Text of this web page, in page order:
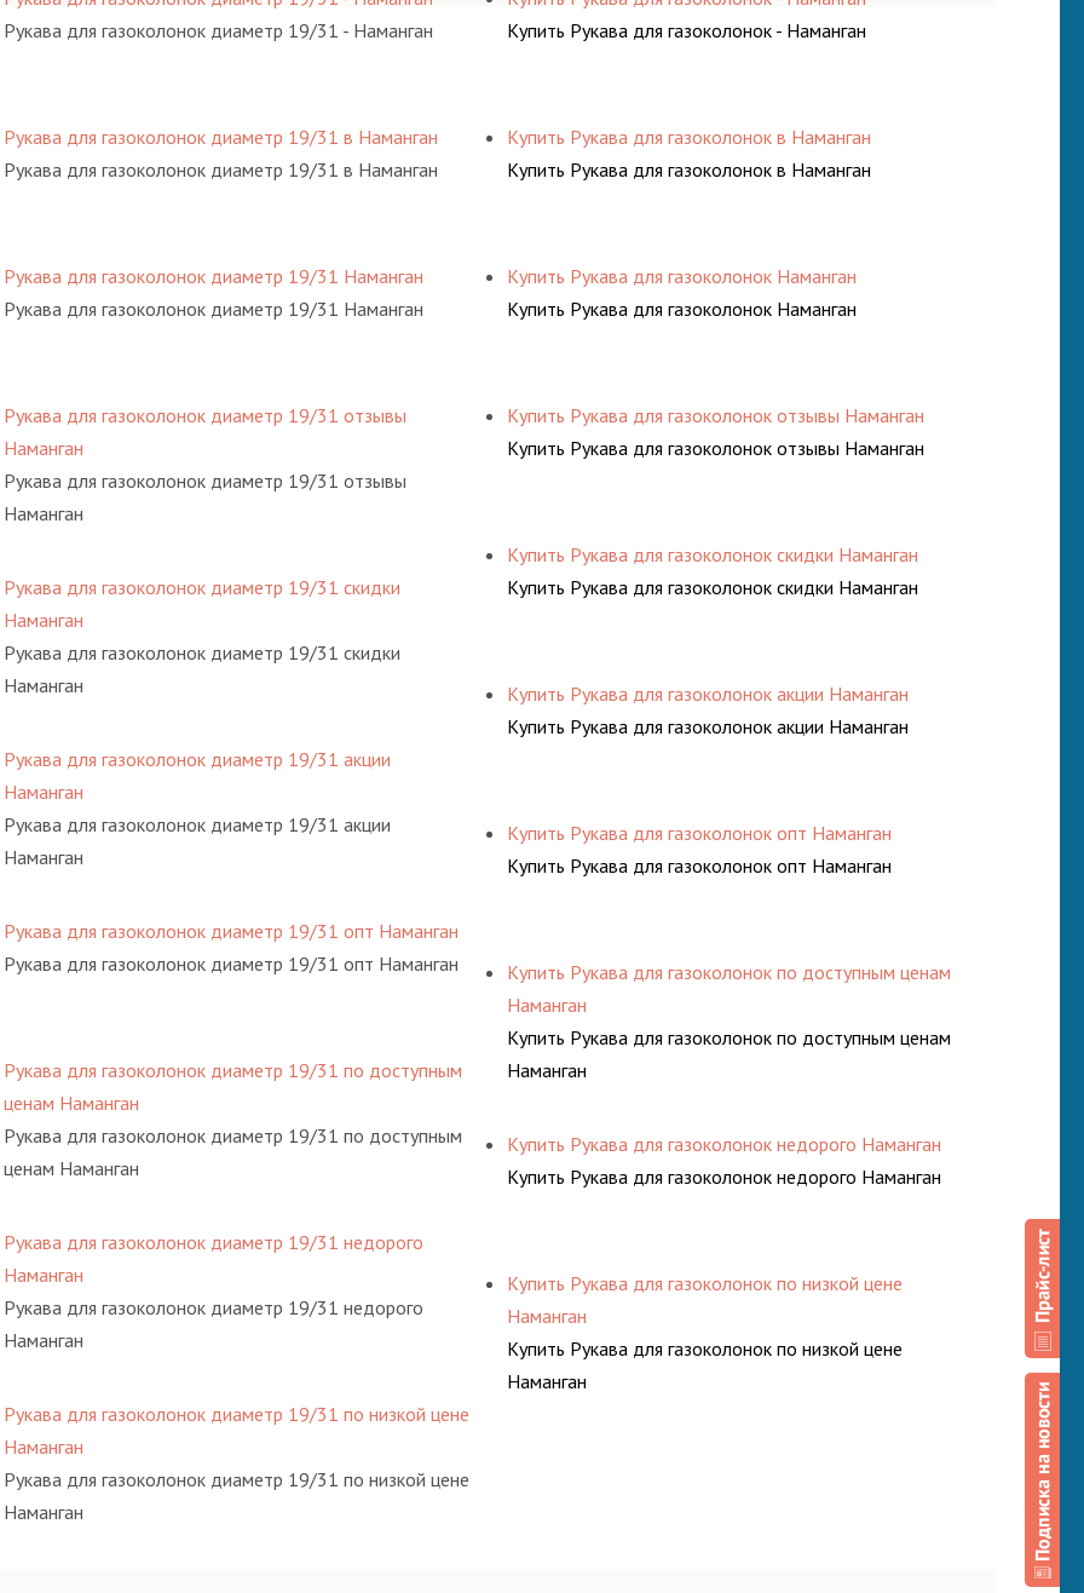
Рукава для газоколонок диаметр 19/31 - Наманган
Рукава для газоколонок диаметр 19/31 в Наманган
Рукава для газоколонок диаметр 19/31 в Наманган
Рукава для газоколонок диаметр 19/31 Наманган
Рукава для газоколонок диаметр 19/31 Наманган
Рукава для газоколонок диаметр 19/31 отзывы
Наманган
Рукава для газоколонок диаметр 19/31 отзывы
Наманган
Рукава для газоколонок диаметр 19/31 скидки
Наманган
Рукава для газоколонок диаметр 19/31 скидки
Наманган
Рукава для газоколонок диаметр 19/31 акции
Наманган
Рукава для газоколонок диаметр 19/31 акции
Наманган
Рукава для газоколонок диаметр 19/31 опт Наманган
Рукава для газоколонок диаметр 19/31 опт Наманган
Рукава для газоколонок диаметр 19/31 по доступным
ценам Наманган
Рукава для газоколонок диаметр 19/31 по доступным
ценам Наманган
Рукава для газоколонок диаметр 19/31 недорого
Наманган
Рукава для газоколонок диаметр 19/31 недорого
Наманган
Рукава для газоколонок диаметр 19/31 по низкой цене
Наманган
Рукава для газоколонок диаметр 19/31 по низкой цене
Наманган
Купить Рукава для газоколонок - Наманган
Купить Рукава для газоколонок в Наманган
Купить Рукава для газоколонок в Наманган
Купить Рукава для газоколонок Наманган
Купить Рукава для газоколонок Наманган
Купить Рукава для газоколонок отзывы Наманган
Купить Рукава для газоколонок отзывы Наманган
Купить Рукава для газоколонок скидки Наманган
Купить Рукава для газоколонок скидки Наманган
Купить Рукава для газоколонок акции Наманган
Купить Рукава для газоколонок акции Наманган
Купить Рукава для газоколонок опт Наманган
Купить Рукава для газоколонок опт Наманган
Купить Рукава для газоколонок по доступным ценам
Наманган
Купить Рукава для газоколонок по доступным ценам
Наманган
Купить Рукава для газоколонок недорого Наманган
Купить Рукава для газоколонок недорого Наманган
Купить Рукава для газоколонок по низкой цене
Наманган
Купить Рукава для газоколонок по низкой цене
Наманган